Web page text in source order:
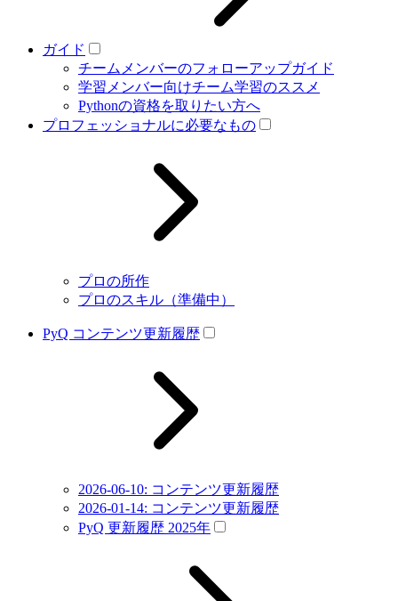
ガイド
チームメンバーのフォローアップガイド
学習メンバー向けチーム学習のススメ
Pythonの資格を取りたい方へ
プロフェッショナルに必要なもの
プロの所作
プロのスキル（準備中）
PyQ コンテンツ更新履歴
2026-06-10: コンテンツ更新履歴
2026-01-14: コンテンツ更新履歴
PyQ 更新履歴 2025年